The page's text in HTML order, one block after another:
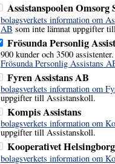
Assistanspoolen Omsorg
bolagsverkets information om
AB som inte lämnat uppgifter
Frösunda Personlig
900 kunder och 3500 assistenter.
Frösunda Personlig Assistans
Fyren Assistans AB
bolagsverkets information om
uppgifter till Assistanskoll.
Kompis Assistans
bolagsverkets information om
uppgifter till Assistanskoll.
Kooperativet
bolagsverkets information om